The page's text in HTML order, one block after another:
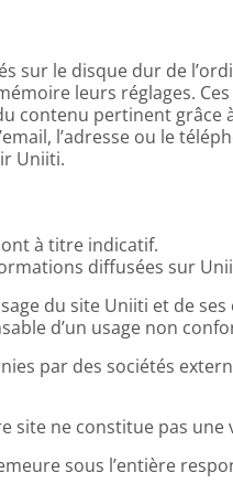
sur le disque dur de
leurs réglages.
contenu pertinent
l’adresse ou le
Uniiti.
à titre indicatif.
diffusées sur
du site Uniiti et de
d’un usage non
par des sociétés
site ne constitue pas
sous l’entière